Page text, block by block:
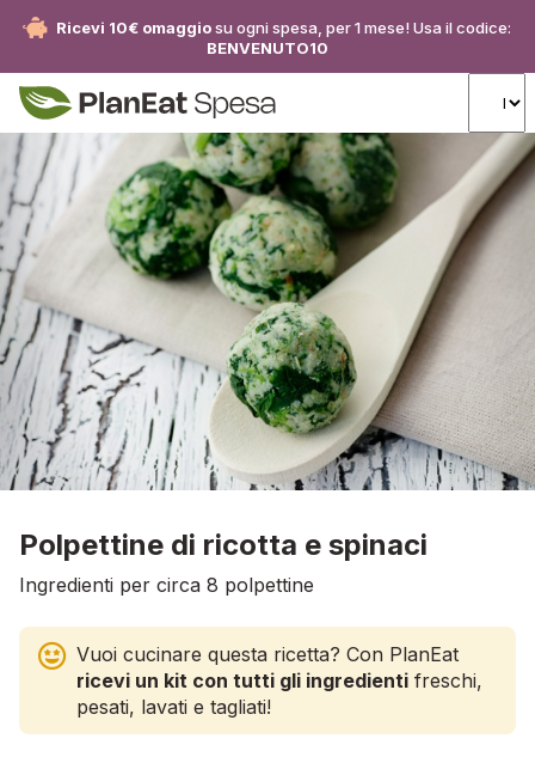
Ricevi 10€ omaggiosu ogni spesa, per 1 mese! Usa il codice:
BENVENUTO10
Polpettine di ricotta e spinaci
Ingredienti per circa 8 polpettine
Vuoi cucinare questa ricetta? Con PlanEat
ricevi un kit con tutti gli ingredienti freschi,
pesati, lavati e tagliati!